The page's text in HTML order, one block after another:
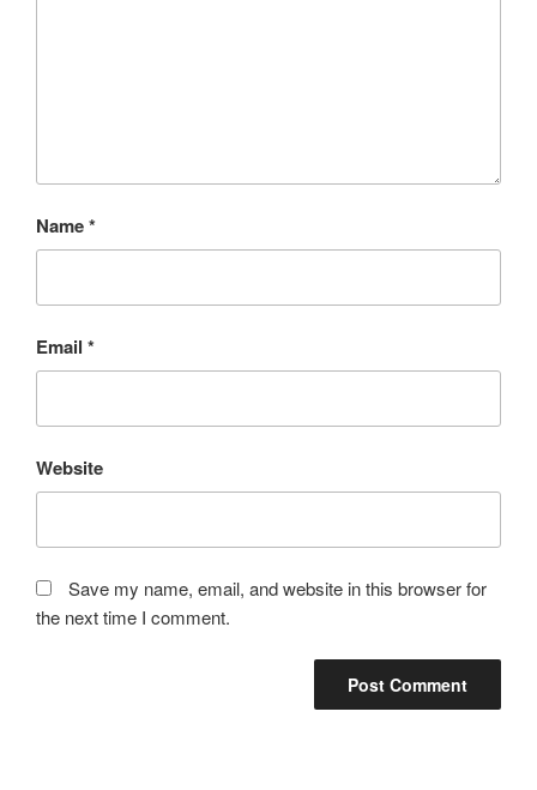
Name*
Email *
Website
Save my name, email, and website in this browser for
the next time I comment.